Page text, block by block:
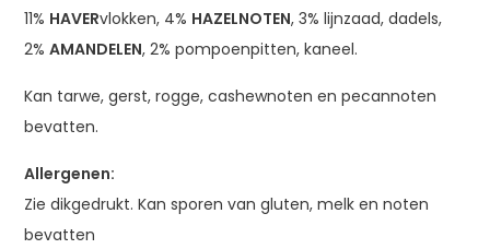
11% HAVERvlokken, 4% HAZELNOTEN, 3% lijnzaad, dadels,
2%AMANDELEN, 2% pompoenpitten, kaneel.
Kan tarwe, gerst, rogge, cashewnoten en pecannoten
bevatten.
Allergenen:
Zie dikgedrukt. Kan sporen van gluten, melk en noten
bevatten